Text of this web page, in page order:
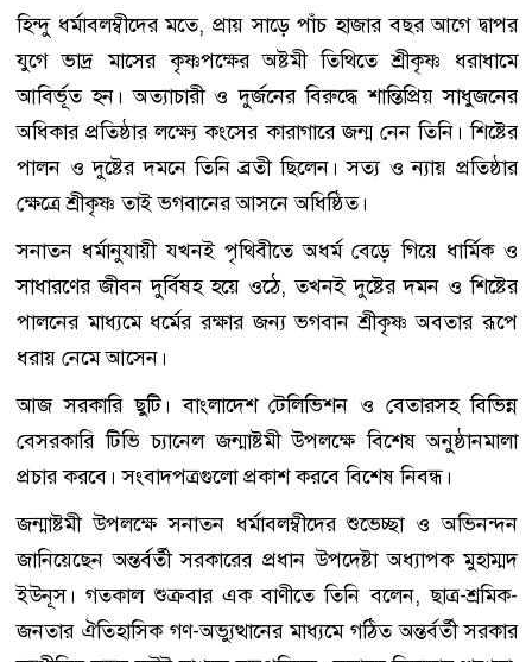
হিন্দু ধর্মাবলম্বীদের মতে, প্রায় সাড়ে পাঁচ হাজার বছর আগে দ্বাপর
যুগে ভাদ্র মাসের কৃষ্ণপক্ষের অষ্টমী তিথিতে শ্রীকৃষ্ণ ধরাধামে
আবির্ভূত হন। অত্যাচারী ও দুর্জনের বিরুদ্ধে শান্তিপ্রিয় সাধুজনের
অধিকার প্রতিষ্ঠার লক্ষ্যে কংসের কারাগারে জন্ম নেন তিনি। শিষ্টের
পালন ও দুষ্টের দমনে তিনি ব্রতী ছিলেন। সত্য ও ন্যায় প্রতিষ্ঠার
ক্ষেত্রে শ্রীকৃষ্ণ তাই ভগবানের আসনে অধিষ্ঠিত।
সনাতন ধর্মানুযায়ী যখনই পৃথিবীতে অধর্ম বেড়ে গিয়ে ধার্মিক ও
সাধারণের জীবন দুর্বিষহ হয়ে ওঠে, তখনই দুষ্টের দমন ও শিষ্টের
পালনের মাধ্যমে ধর্মের রক্ষার জন্য ভগবান শ্রীকৃষ্ণ অবতার রূপে
ধরায় নেমে আসেন।
আজ সরকারি ছুটি। বাংলাদেশ টেলিভিশন ও বেতারসহ বিভিন্ন
বেসরকারি টিভি চ্যানেল জন্মাষ্টমী উপলক্ষে বিশেষ অনুষ্ঠানমালা
প্রচার করবে। সংবাদপত্রগুলো প্রকাশ করবে বিশেষ নিবন্ধ।
জন্মাষ্টমী উপলক্ষে সনাতন ধর্মাবলম্বীদের শুভেচ্ছা ও অভিনন্দন
জানিয়েছেন অন্তর্বর্তী সরকারের প্রধান উপদেষ্টা অধ্যাপক মুহাম্মদ
ইউনূস। গতকাল শুক্রবার এক বাণীতে তিনি বলেন, ছাত্র-শ্রমিক-
জনতার ঐতিহাসিক গণ-অভ্যুত্থানের মাধ্যমে গঠিত অন্তর্বর্তী সরকার